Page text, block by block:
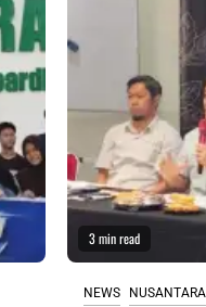
3 min read
NEWS NUSANTARA